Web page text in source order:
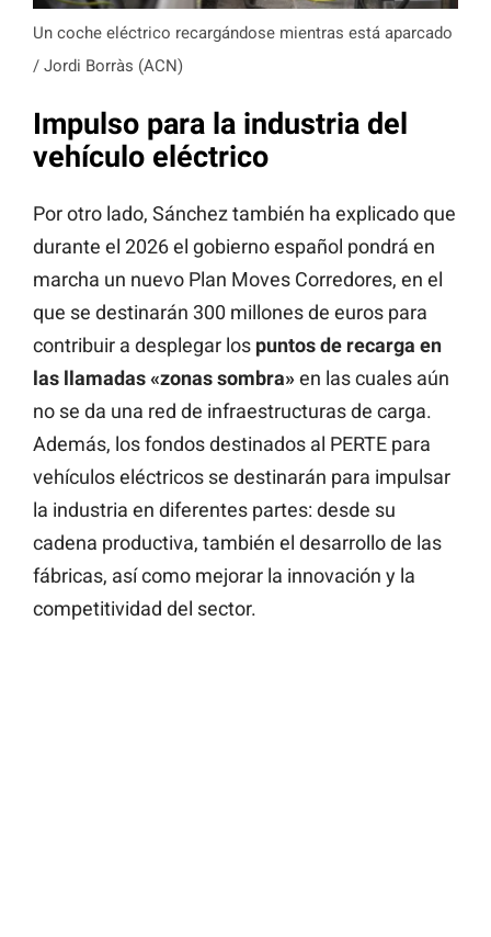
Un coche eléctrico recargándose mientras está aparcado
/ Jordi Borràs (ACN)
Impulso para la industria del
vehículo eléctrico
Por otro lado, Sánchez también ha explicado que
durante el 2026 el gobierno español pondrá en
marcha un nuevo Plan Moves Corredores, en el
que se destinarán 300 millones de euros para
contribuir a desplegar los puntos de recarga en
las llamadas «zonas sombra»en las cuales aún
no se da una red de infraestructuras de carga.
Además, los fondos destinados al PERTE para
vehículos eléctricos se destinarán para impulsar
la industria en diferentes partes: desde su
cadena productiva, también el desarrollo de las
fábricas, así como mejorar la innovación y la
competitividad del sector.